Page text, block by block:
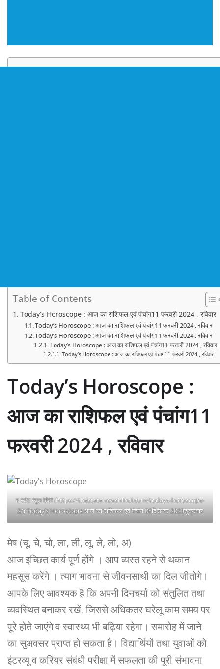
Table of Contents
Today’s Horoscope : आज का राशिफल एवं पंचांग11 फरवरी 2024 , रविवार
Today’s Horoscope : आज का राशिफल एवं पंचांग11 फरवरी 2024 , रविवार
Today’s Horoscope : आज का राशिफल एवं पंचांग11 फरवरी 2024 , रविवार
Today’s Horoscope : आज का राशिफल एवं पंचांग11 फरवरी 2024 , रविवार
Today’s Horoscope : आज का राशिफल एवं पंचांग11 फरवरी 2024 , रविवार
Today’s Horoscope :
आज का राशिफल एवं पंचांग11
फरवरी 2024 , रविवार
द स्टेट न्यूज़ हिंदी (https://thestatenewshindi.com/todays-horoscope-
2/) Today’s Horoscope:आज का राशिफल एवं पंचांग 08दिसम्बर 2023शुक्रवार
मेष (चू, चे, चो, ला, ली, लू, ले, लो, अ)
आज इच्छित कार्य पूर्ण होंगे । आप व्यस्त रहने से थकान
महसूस करेंगे । त्याग भावना से जीवनसाथी का दिल जीतोगे।
आपके लिए आवश्यक है कि अपनी दिनचर्या को संतुलित तथा
व्यवस्थित बनाकर रखें, जिससे अधिकतर घरेलू काम समय पर
पूरे होते जाएंगे व स्वास्थ्य भी बढ़िया रहेगा। समारोह में जाने
का सुअवसर प्राप्त हो सकता है। विद्यार्थियों तथा युवाओं को
इंटरव्यू व करियर संबंधी परीक्षा में सफलता की पूरी संभावना